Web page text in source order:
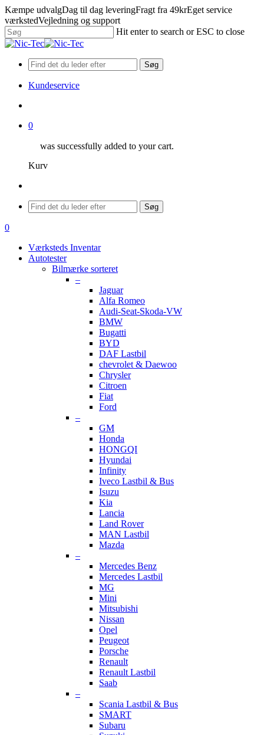
Skip
to
main
content
Kæmpe udvalgDag til dag leveringFragt fra 49krEget service
værkstedVejledning og support
Hit enter to search or ESC to close
Close
Søg
Kundeservice
0
was successfully added to your cart.
Kurv
Menu
Søg
search
0
Værksteds Inventar
Autotester
Bilmærke sorteret
–
Jaguar
Alfa Romeo
Audi-Seat-Skoda-VW
BMW
Bugatti
BYD
DAF Lastbil
chevrolet & Daewoo
Chrysler
Citroen
Fiat
Ford
–
GM
Honda
HONGQI
Hyundai
Infinity
Iveco Lastbil & Bus
Isuzu
Kia
Lancia
Land Rover
MAN Lastbil
Mazda
–
Mercedes Benz
Mercedes Lastbil
MG
Mini
Mitsubishi
Nissan
Opel
Peugeot
Porsche
Renault
Renault Lastbil
Saab
–
Scania Lastbil & Bus
SMART
Subaru